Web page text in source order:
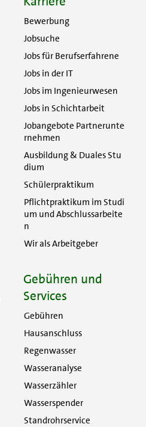
Bewerbung
Jobsuche
Jobs für Berufserfahrene
Jobs in der IT
Jobs im Ingenieurwesen
Jobs in Schichtarbeit
Jobangebote Partnerunte
rnehmen
Ausbildung & Duales Stu
dium
Schülerpraktikum
Pflichtpraktikum im Studi
um und Abschlussarbeite
n
Wir als Arbeitgeber
Gebühren und
Services
Gebühren
Hausanschluss
Regenwasser
Wasseranalyse
Wasserzähler
Wasserspender
Standrohrservice